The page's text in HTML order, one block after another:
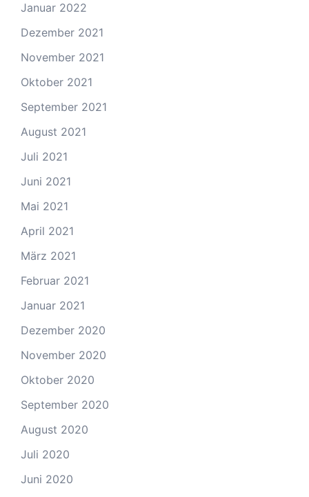
Januar 2022
Dezember 2021
November 2021
Oktober 2021
September 2021
August 2021
Juli 2021
Juni 2021
Mai 2021
April 2021
März 2021
Februar 2021
Januar 2021
Dezember 2020
November 2020
Oktober 2020
September 2020
August 2020
Juli 2020
Juni 2020